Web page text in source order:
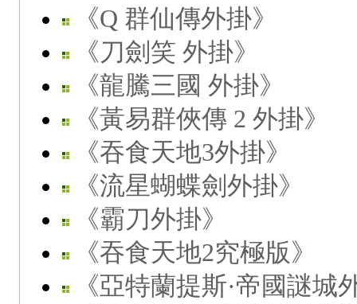
《Q 群仙傳外掛》
《刀劍笑 外掛》
《龍騰三國 外掛》
《黃易群俠傳 2 外掛》
《吞食天地3外掛》
《流星蝴蝶劍外掛》
《霸刀外掛》
《吞食天地2究極版》
《亞特蘭提斯·帝國謎城